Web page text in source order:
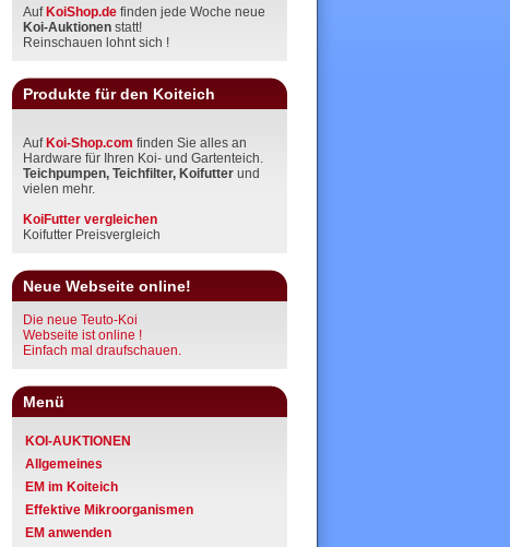
Auf KoiShop.de finden jede Woche neue
Koi-Auktionen statt!
Reinschauen lohnt sich !
Produkte für den Koiteich
Auf Koi-Shop.com finden Sie alles an
Hardware für Ihren Koi- und Gartenteich.
Teichpumpen, Teichfilter, Koifutter und
vielen mehr.
KoiFutter vergleichen
Koifutter Preisvergleich
Neue Webseite online!
Die neue Teuto-Koi
Webseite ist online !
Einfach mal draufschauen.
Menü
KOI-AUKTIONEN
Allgemeines
EM im Koiteich
Effektive Mikroorganismen
EM anwenden